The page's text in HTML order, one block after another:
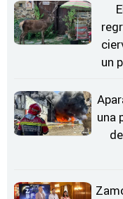
un
una